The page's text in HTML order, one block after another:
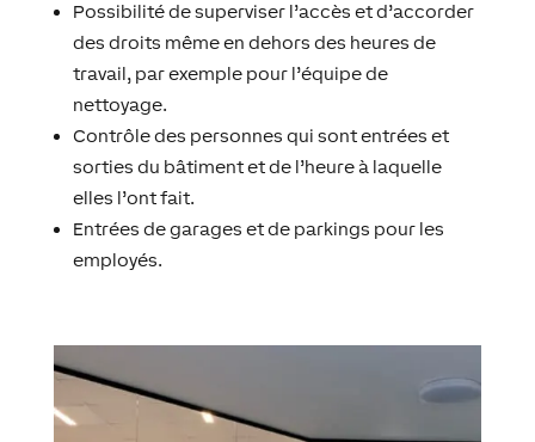
Possibilité de superviser l’accès et d’accorder
des droits même en dehors des heures de
travail, par exemple pour l’équipe de
nettoyage.
Contrôle des personnes qui sont entrées et
sorties du bâtiment et de l’heure à laquelle
elles l’ont fait.
Entrées de garages et de parkings pour les
employés.